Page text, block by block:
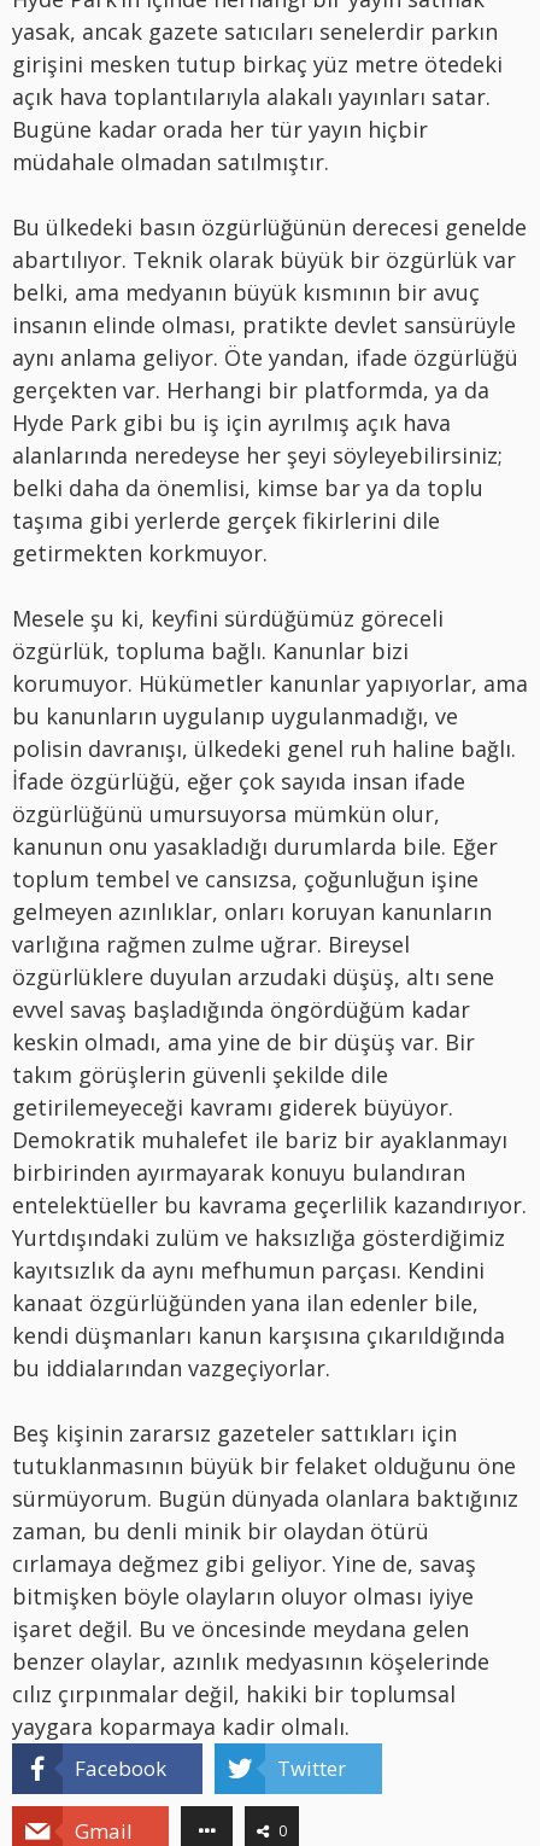
yasak, ancak gazete satıcıları senelerdir parkın
girişini mesken tutup birkaç yüz metre ötedeki
açık hava toplantılarıyla alakalı yayınları satar.
Bugüne kadar orada her tür yayın hiçbir
müdahale olmadan satılmıştır.
Bu ülkedeki basın özgürlüğünün derecesi genelde
abartılıyor. Teknik olarak büyük bir özgürlük var
belki, ama medyanın büyük kısmının bir avuç
insanın elinde olması, pratikte devlet sansürüyle
aynı anlama geliyor. Öte yandan, ifade özgürlüğü
gerçekten var. Herhangi bir platformda, ya da
Hyde Park gibi bu iş için ayrılmış açık hava
alanlarında neredeyse her şeyi söyleyebilirsiniz;
belki daha da önemlisi, kimse bar ya da toplu
taşıma gibi yerlerde gerçek fikirlerini dile
getirmekten korkmuyor.
Mesele şu ki, keyfini sürdüğümüz göreceli
özgürlük, topluma bağlı. Kanunlar bizi
korumuyor. Hükümetler kanunlar yapıyorlar, ama
bu kanunların uygulanıp uygulanmadığı, ve
polisin davranışı, ülkedeki genel ruh haline bağlı.
İfade özgürlüğü, eğer çok sayıda insan ifade
özgürlüğünü umursuyorsa mümkün olur,
kanunun onu yasakladığı durumlarda bile. Eğer
toplum tembel ve cansızsa, çoğunluğun işine
gelmeyen azınlıklar, onları koruyan kanunların
varlığına rağmen zulme uğrar. Bireysel
özgürlüklere duyulan arzudaki düşüş, altı sene
evvel savaş başladığında öngördüğüm kadar
keskin olmadı, ama yine de bir düşüş var. Bir
takım görüşlerin güvenli şekilde dile
getirilemeyeceği kavramı giderek büyüyor.
Demokratik muhalefet ile bariz bir ayaklanmayı
birbirinden ayırmayarak konuyu bulandıran
entelektüeller bu kavrama geçerlilik kazandırıyor.
Yurtdışındaki zulüm ve haksızlığa gösterdiğimiz
kayıtsızlık da aynı mefhumun parçası. Kendini
kanaat özgürlüğünden yana ilan edenler bile,
kendi düşmanları kanun karşısına çıkarıldığında
bu iddialarından vazgeçiyorlar.
Beş kişinin zararsız gazeteler sattıkları için
tutuklanmasının büyük bir felaket olduğunu öne
sürmüyorum. Bugün dünyada olanlara baktığınız
zaman, bu denli minik bir olaydan ötürü
cırlamaya değmez gibi geliyor. Yine de, savaş
bitmişken böyle olayların oluyor olması iyiye
işaret değil. Bu ve öncesinde meydana gelen
benzer olaylar, azınlık medyasının köşelerinde
cılız çırpınmalar değil, hakiki bir toplumsal
yaygara koparmaya kadir olmalı.
Facebook Twitter
Gmail 0